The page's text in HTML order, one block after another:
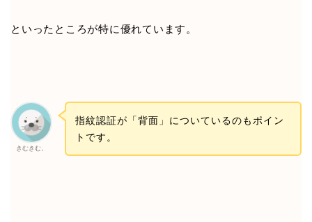
といったところが特に優れています。
きむきむ。
指紋認証が「背面」についているのもポイン
トです。